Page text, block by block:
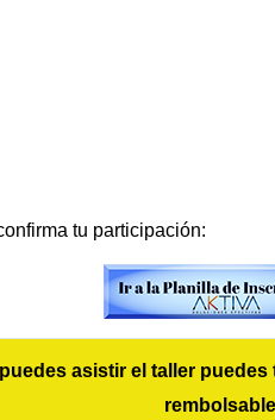
tu participación:
asistir el taller